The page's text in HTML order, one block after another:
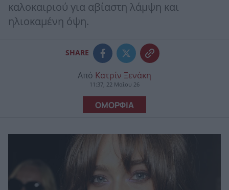
καλοκαιριού για αβίαστη λάμψη και
ηλιοκαμένη όψη.
SHARE
Από Κατρίν Ξενάκη
11:37, 22 Μαΐου 26
ΟΜΟΡΦΙΑ